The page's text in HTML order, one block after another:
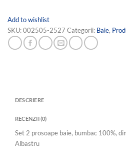
Add to wishlist
SKU:002505-2527 Categorii: Baie,
DESCRIERE
RECENZII (0)
Set 2 prosoape baie, bumbac 100%,
Albastru